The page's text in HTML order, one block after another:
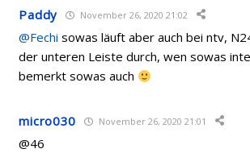
Paddy November 26, 2020 21:02
@Fechi sowas läuft aber auch bei ntv,
der unteren Leiste durch, wen sowas
bemerkt sowas auch
micro030 November 26, 2020 21:01
@46